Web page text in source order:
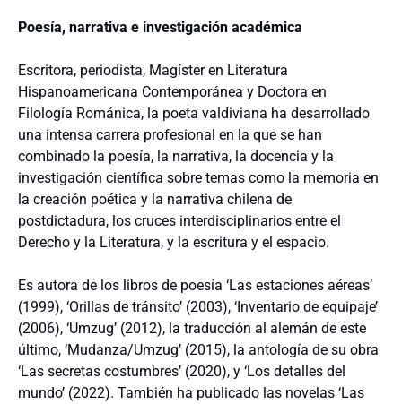
Poesía, narrativa e investigación académica
Escritora, periodista, Magíster en Literatura
Hispanoamericana Contemporánea y Doctora en
Filología Románica, la poeta valdiviana ha desarrollado
una intensa carrera profesional en la que se han
combinado la poesía, la narrativa, la docencia y la
investigación científica sobre temas como la memoria en
la creación poética y la narrativa chilena de
postdictadura, los cruces interdisciplinarios entre el
Derecho y la Literatura, y la escritura y el espacio.
Es autora de los libros de poesía ‘Las estaciones aéreas’
(1999), ‘Orillas de tránsito’ (2003), ‘Inventario de equipaje’
(2006), ‘Umzug’ (2012), la traducción al alemán de este
último, ‘Mudanza/Umzug’ (2015), la antología de su obra
‘Las secretas costumbres’ (2020), y ‘Los detalles del
mundo’ (2022). También ha publicado las novelas ‘Las